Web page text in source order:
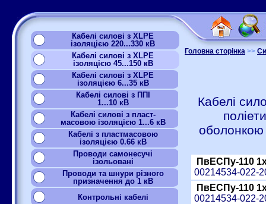
Кабелі силові з XLPE
ізоляцією 220...330 кВ
Кабелі силові з XLPE
ізоляцією 45...150 кВ
Кабелі силові з XLPE
ізоляцією 6...35 кВ
Кабелі силові з ППІ
1...10 кВ
Кабелі силові з пласт-
масовою ізоляцією 1...6 кВ
Кабелі з пластмасовою
ізоляцією 0.66 кВ
Проводи самонесучі
ізольовані
Проводи та шнури різного
призначення до 1 кВ
Контрольні кабелі
Головна сторінка >>
Кабелі
ПвЕСПу-110
00214534-022-
ПвЕСПу-110
00214534-022-